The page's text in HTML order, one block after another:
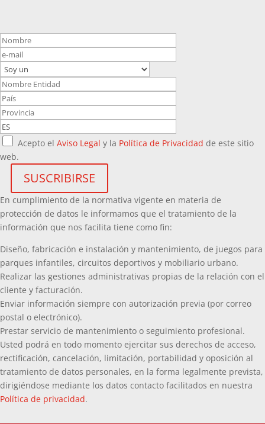
Acepto el Aviso Legal y la Política de Privacidad de este sitio
web.
En cumplimiento de la normativa vigente en materia de
protección de datos le informamos que el tratamiento de la
información que nos facilita tiene como fin:
Diseño, fabricación e instalación y mantenimiento, de juegos para
parques infantiles, circuitos deportivos y mobiliario urbano.
Realizar las gestiones administrativas propias de la relación con el
cliente y facturación.
Enviar información siempre con autorización previa (por correo
postal o electrónico).
Prestar servicio de mantenimiento o seguimiento profesional.
Usted podrá en todo momento ejercitar sus derechos de acceso,
rectificación, cancelación, limitación, portabilidad y oposición al
tratamiento de datos personales, en la forma legalmente prevista,
dirigiéndose mediante los datos contacto facilitados en nuestra
Política de privacidad.